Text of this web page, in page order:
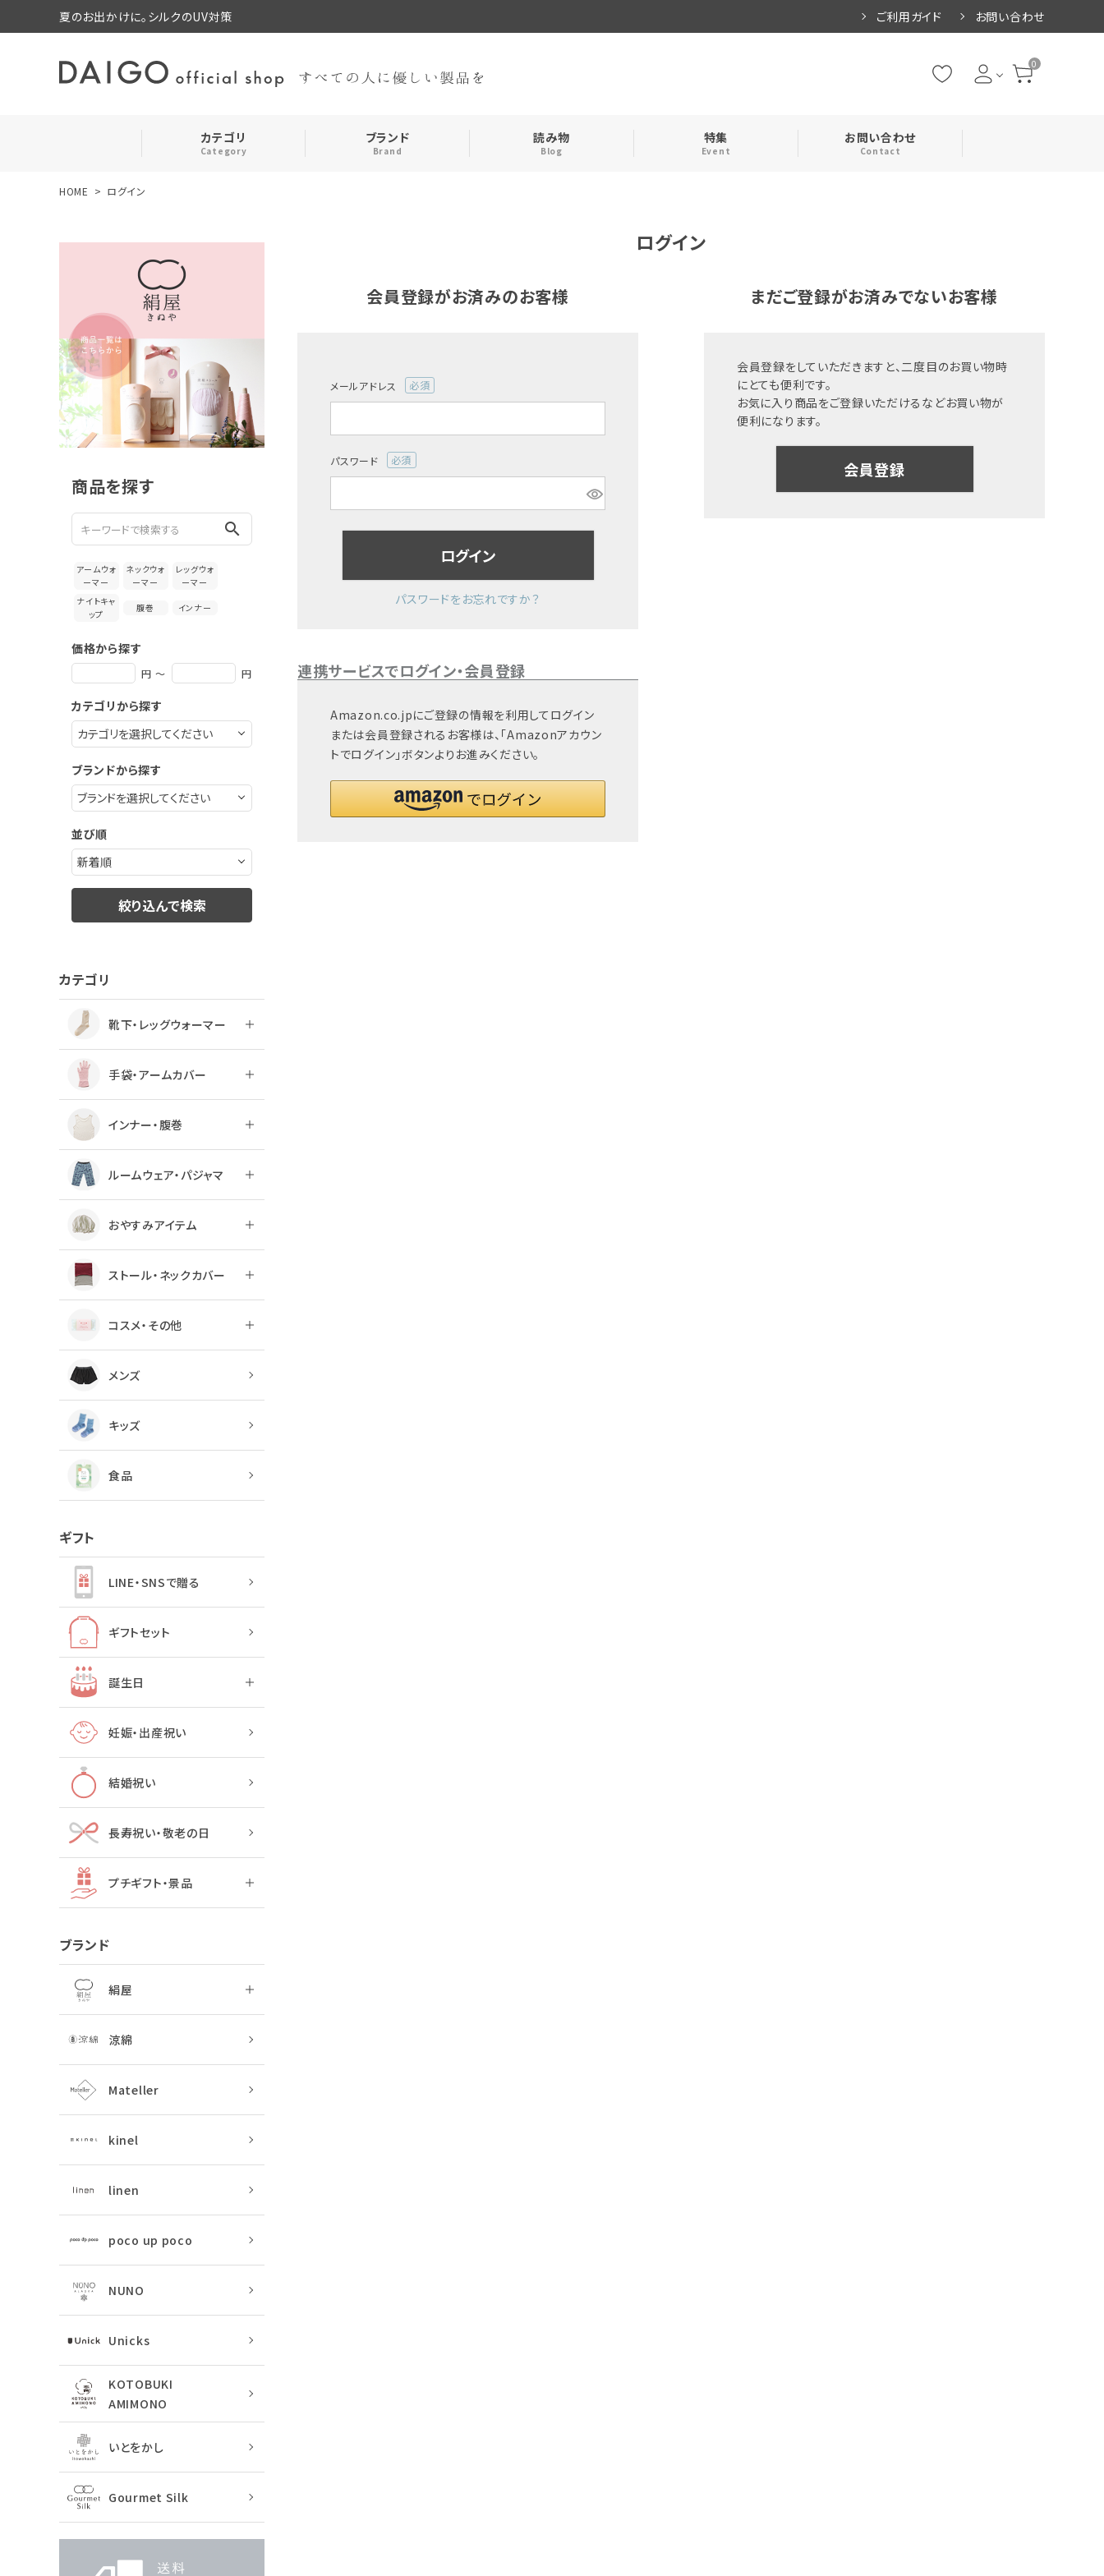
夏のお出かけに。シルクのUV対策 ご利用ガイド お問い合わせ
0
カテゴリ
Category
メンズ
ブランド
Brand
読み物
Blog
特集
Event
お問い合わせ
Contact
新着＆再入荷商品
カテゴリーから探す
ギフトを探す
ブランドから探す
HOME ログイン
商品を探す
search
アームウォ
ーマー
ネックウォ
ーマー
レッグウォ
ーマー
ナイトキャ
ップ
腹巻 インナー
価格から探す
円 ～ 円
カテゴリから探す
ブランドから探す
並び順
絞り込んで検索
カテゴリ
靴下・レッグウォーマー
手袋・アームカバー
インナー・腹巻
ルームウェア・パジャマ
おやすみアイテム
ストール・ネックカバー
コスメ・その他
メンズ
キッズ
食品
ギフト
LINE・SNSで贈る
ギフトセット
誕生日
妊娠・出産祝い
結婚祝い
長寿祝い・敬老の日
プチギフト・景品
ブランド
絹屋
涼綿
Mateller
kinel
linen
poco up poco
NUNO
Unicks
KOTOBUKI
AMIMONO
いとをかし
Gourmet Silk
ログイン
会員登録がお済みのお客様
メールアドレス
(必
パスワード
(必
ログイン
パスワードをお忘れですか？
連携サービスでログイン・会員登録
Amazon.co.jpにご登録の情報を利用してログイン
または会員登録されるお客様は、「Amazonアカウン
トでログイン」ボタンよりお進みください。
まだご登録がお済みでないお客様
会員登録をしていただきますと、二度目のお買い物時
にとても便利です。
お気に入り商品をご登録いただけるなどお買い物が
便利になります。
会員登録